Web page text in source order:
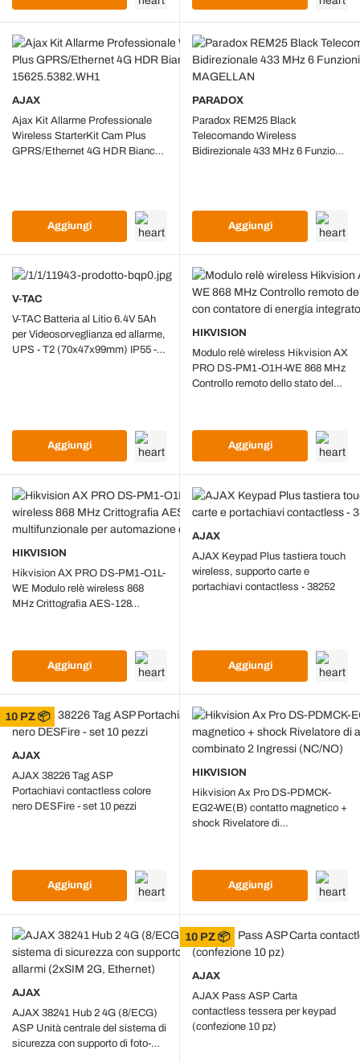
AJAX
Ajax Kit Allarme Professionale
Wireless StarterKit Cam Plus
GPRS/Ethernet 4G HDR Bianco
Aggiungi
PARADOX
Paradox REM25 Black
Telecomando Wireless
Bidirezionale 433 MHz 6 Funzioni
Aggiungi
V-TAC
V-TAC Batteria al Litio 6.4V 5Ah
per Videosorveglianza ed allarme,
UPS - T2 (70x47x99mm) IP55 -
Aggiungi
HIKVISION
Modulo relè wireless Hikvision AX
PRO DS-PM1-O1H-WE 868 MHz
Controllo remoto dello stato del
Aggiungi
HIKVISION
Hikvision AX PRO DS-PM1-O1L-
WE Modulo relè wireless 868
MHz Crittografia AES-128
Aggiungi
AJAX
AJAX Keypad Plus tastiera touch
wireless, supporto carte e
portachiavi contactless - 38252
Aggiungi
10 PZ 📦
AJAX
AJAX 38226 Tag ASP
Portachiavi contactless colore
nero DESFire - set 10 pezzi
Aggiungi
HIKVISION
Hikvision Ax Pro DS-PDMCK-
EG2-WE(B) contatto magnetico +
shock Rivelatore di
Aggiungi
AJAX
AJAX 38241 Hub 2 4G (8/ECG)
ASP Unità centrale del sistema di
sicurezza con supporto di foto-
10 PZ 📦
AJAX
AJAX Pass ASP Carta
contactless tessera per keypad
(confezione 10 pz)